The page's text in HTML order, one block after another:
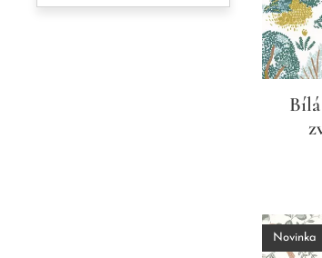
Novinka